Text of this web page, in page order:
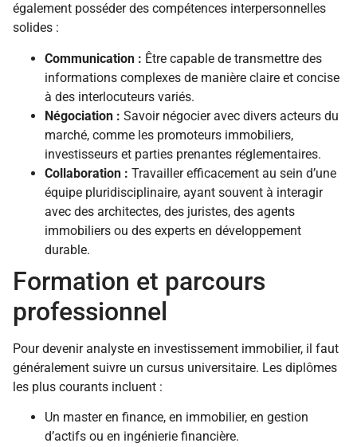
également posséder des compétences interpersonnelles
solides :
Communication : Être capable de transmettre des
informations complexes de manière claire et concise
à des interlocuteurs variés.
Négociation : Savoir négocier avec divers acteurs du
marché, comme les promoteurs immobiliers,
investisseurs et parties prenantes réglementaires.
Collaboration : Travailler efficacement au sein d’une
équipe pluridisciplinaire, ayant souvent à interagir
avec des architectes, des juristes, des agents
immobiliers ou des experts en développement
durable.
Formation et parcours
professionnel
Pour devenir analyste en investissement immobilier, il faut
généralement suivre un cursus universitaire. Les diplômes
les plus courants incluent :
Un master en finance, en immobilier, en gestion
d’actifs ou en ingénierie financière.